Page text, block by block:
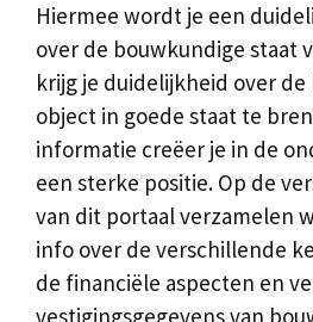
Hiermee wordt je een
over de bouwkundige staat
krijg je duidelijkheid over
object in goede staat te
informatie creëer je in de
een sterke positie. Op de
van dit portaal verzamelen
info over de verschillende
de financiële aspecten en
vestigingsgegevens van